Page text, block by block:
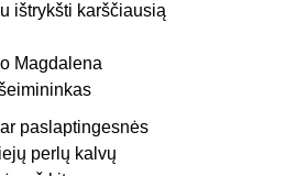
ištrykšti karščiausią
Magdalena
paslaptingesnės
perlų kalvų